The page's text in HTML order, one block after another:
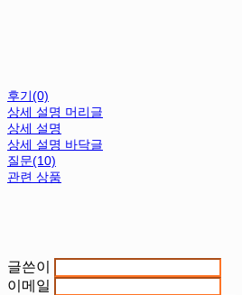
후기(0)
상세 설명 머리글
상세 설명
상세 설명 바닥글
질문(10)
관련 상품
글쓴이
이메일